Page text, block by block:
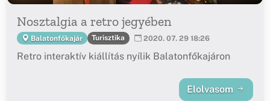
Nosztalgia a retro jegyében
Balatonfőkajár Turisztika 2020. 07. 29 18:26
Retro interaktív kiállítás nyílik Balatonfőkajáron
Elolvasom